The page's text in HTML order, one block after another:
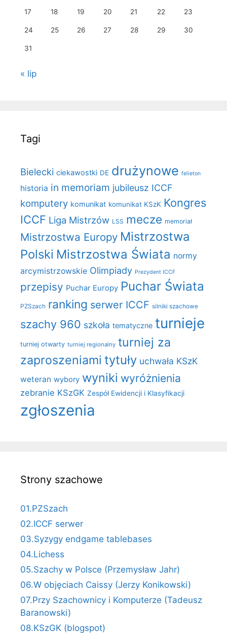
17 18 19 20 21 22 23
24 25 26 27 28 29 30
31
« lip
Tagi
Bielecki ciekawostki DE drużynowe felieton
historia in memoriam jubileusz ICCF
komputery komunikat komunikat KSzK Kongres
ICCF Liga Mistrzów LSS mecze memoriał
Mistrzostwa Europy Mistrzostwa
Polski Mistrzostwa Świata normy
arcymistrzowskie Olimpiady Prezydent ICCF
przepisy Puchar Europy Puchar Świata
PZSzach ranking serwer ICCF silniki szachowe
szachy 960 szkoła tematyczne turnieje
turniej otwarty turniej regionalny turniej za
zaproszeniami tytuły uchwała KSzK
weteran wybory wyniki wyróżnienia
zebranie KSzGK Zespół Ewidencji i Klasyfikacji
zgłoszenia
Strony szachowe
01.PZSzach
02.ICCF serwer
03.Syzygy endgame tablebases
04.Lichess
05.Szachy w Polsce (Przemysław Jahr)
06.W objęciach Caissy (Jerzy Konikowski)
07.Przy Szachownicy i Komputerze (Tadeusz
Baranowski)
08.KSzGK (blogspot)